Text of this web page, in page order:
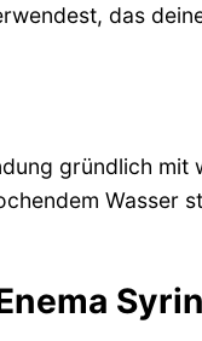
das
gründlich mit
Wasser